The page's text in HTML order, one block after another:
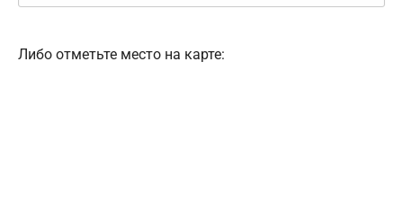
Либо отметьте место на карте: